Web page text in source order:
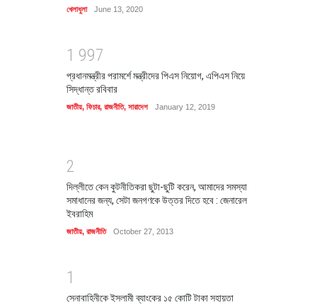
খেলাধুলা June 13, 2020
1 997
প্রধানমন্ত্রীর পরামর্শে মন্ত্রীদের পিএস নিয়োগ, এপিএস নিয়ে
সিদ্ধান্ত রবিবার
জাতীয়, ফিচার, রাজনীতি, সারাদেশ January 12, 2019
2
দিল্লীতে কেন কুটনীতিকরা ছুটা-ছুটি করেন, আমাদের সমস্যা
সমাধানের জন্য, সেটা জনগণকে উত্তর দিতে হবে : জেনারেল
ইবরাহিম
জাতীয়, রাজনীতি October 27, 2013
1
সেনাবাহিনীকে ইসলামী ব্যাংকের ১৫ কোটি টাকা সহায়তা